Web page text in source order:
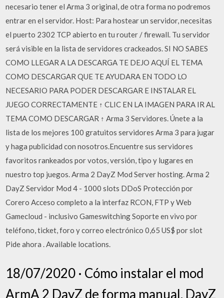
necesario tener el Arma 3 original, de otra forma no podremos
entrar en el servidor. Host: Para hostear un servidor, necesitas
el puerto 2302 TCP abierto en tu router / firewall. Tu servidor
será visible en la lista de servidores crackeados. SI NO SABES
COMO LLEGAR A LA DESCARGA TE DEJO AQUÍ EL TEMA
COMO DESCARGAR QUE TE AYUDARA EN TODO LO
NECESARIO PARA PODER DESCARGAR E INSTALAR EL
JUEGO CORRECTAMENTE ↑ CLIC EN LA IMAGEN PARA IR AL
TEMA COMO DESCARGAR ↑ Arma 3 Servidores. Únete a la
lista de los mejores 100 gratuitos servidores Arma 3 para jugar
y haga publicidad con nosotros.Encuentre sus servidores
favoritos rankeados por votos, versión, tipo y lugares en
nuestro top juegos. Arma 2 DayZ Mod Server hosting. Arma 2
DayZ Servidor Mod 4 - 1000 slots DDoS Protección por
Corero Acceso completo a la interfaz RCON, FTP y Web
Gamecloud - inclusivo Gameswitching Soporte en vivo por
teléfono, ticket, foro y correo electrónico 0,65 US$ por slot
Pide ahora . Available locations.
18/07/2020 · Cómo instalar el mod
ArmA 2 DayZ de forma manual. DayZ